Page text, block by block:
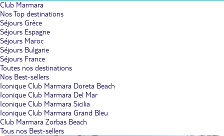
Club Marmara
Nos Top destinations
Séjours Grèce
Séjours Espagne
Séjours Maroc
Séjours Bulgarie
Séjours France
Toutes nos destinations
Nos Best-sellers
Iconique Club Marmara Doreta Beach
Iconique Club Marmara Del Mar
Iconique Club Marmara Sicilia
Iconique Club Marmara Grand Bleu
Club Marmara Zorbas Beach
Tous nos Best-sellers